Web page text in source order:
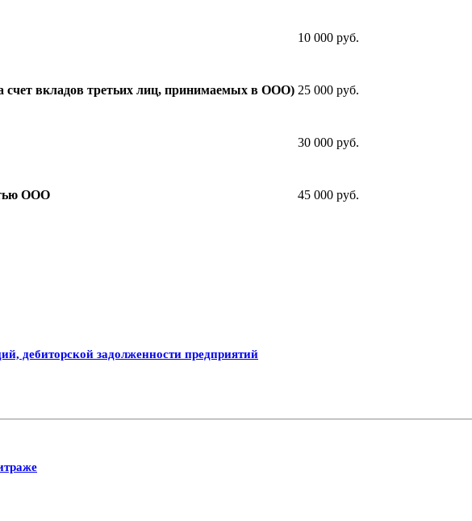
10 000 руб.
счет вкладов третьих лиц, принимаемых в ООО) 25 000 руб.
30 000 руб.
ООО 45 000 руб.
дебиторской задолженности предприятий